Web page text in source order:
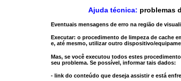
Ajuda técnica: problemas
Eventuais mensagens de erro na região de
Executar: o procedimento de limpeza de cache
e, até mesmo, utilizar outro dispositivo/
Mas, se você executou todos estes
seu problema. Se possível, informar tais dados:
- link do conteúdo que deseja assistir e está